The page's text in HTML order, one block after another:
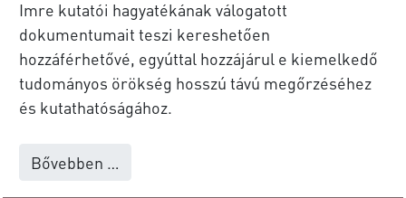
Imre kutatói hagyatékának válogatott
dokumentumait teszi kereshetően
hozzáférhetővé, egyúttal hozzájárul e kiemelkedő
tudományos örökség hosszú távú megőrzéséhez
és kutathatóságához.
Bővebben …